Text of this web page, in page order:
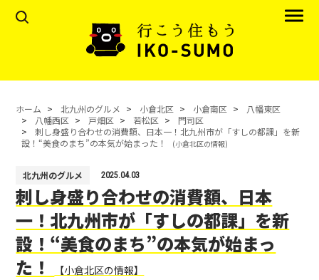
ホーム 北九州のグルメ 小倉北区 小倉南区
八幡東区
八幡西区
戸畑区 若松区
門司区
刺し身盛り合わせの消費額、日本一！北九州市が「すしの都課」を新
設！“美食のまち”の本気が始まった！
(小倉北区の情報)
北九州のグルメ 2025.04.03
刺し身盛り合わせの消費額、日本
一！北九州市が「すしの都課」を新
設！“美食のまち”の本気が始まっ
た！
【小倉北区の情報】